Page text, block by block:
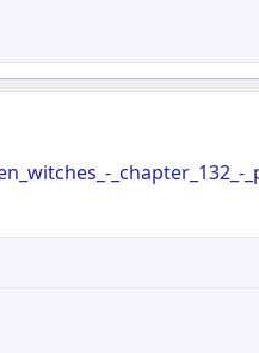
_chapter_132_-